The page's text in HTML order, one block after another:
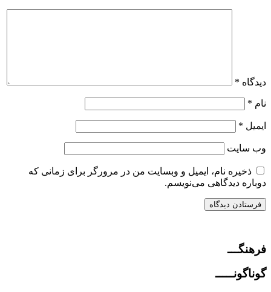
دیدگاه *
نام *
ایمیل *
وب‌ سایت
ذخیره نام، ایمیل و وبسایت من در مرورگر برای زمانی که
دوباره دیدگاهی می‌نویسم.
فرهنگـــ
گوناگونـــــ